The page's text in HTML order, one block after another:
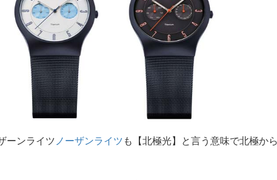
ーンライツ ノーザンライツ も【北極光】と言う意味で北極か